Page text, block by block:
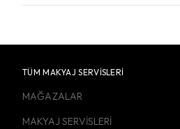
TÜM MAKYAJ SERVİSLERİ
MAĞAZALAR
MAKYAJ SERVİSLERİ